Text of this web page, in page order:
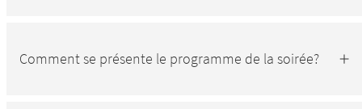
Comment se présente le programme de la soirée?